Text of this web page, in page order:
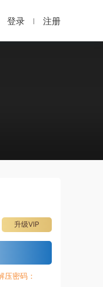
登录 注册
升级VIP
密码：